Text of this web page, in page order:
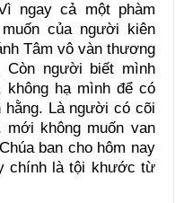
ngay cả một phàm
của người kiên
Tâm vô vàn thương
Còn người biết mình
không hạ mình để có
Là người có cõi
mới không muốn van
ban cho hôm nay
chính là tội khước từ